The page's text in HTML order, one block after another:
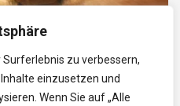
Surferlebnis zu verbessern,
einzusetzen und
Wenn Sie auf „Alle
Erkunde, baue